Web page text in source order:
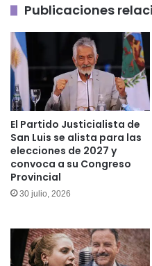
Publicaciones
El Partido Justicialista de
San Luis se alista para las
elecciones de 2027 y
convoca a su Congreso
Provincial
30 julio, 2026